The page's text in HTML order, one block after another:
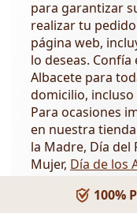
para garantizar
realizar tu
página web,
lo deseas.
Albacete para
domicilio,
Para ocasiones
en nuestra
la Madre, Día del
Mujer, Día de los
Servicio a
100%